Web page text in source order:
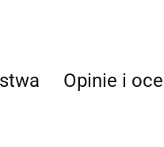
Opinie i